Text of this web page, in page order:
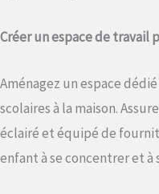
Créer un espace de travail
Aménagez un espace
scolaires à la maison.
éclairé et équipé de
enfant à se concentrer et